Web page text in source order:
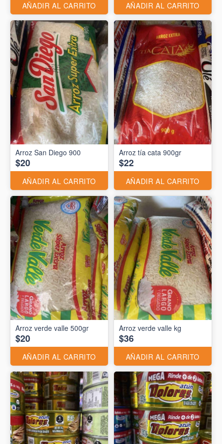
AÑADIR AL CARRITO AÑADIR AL CARRITO
Arroz San Diego 900
$20
AÑADIR AL CARRITO
Arroz tía cata 900gr
$22
AÑADIR AL CARRITO
Arroz verde valle 500gr
$20
AÑADIR AL CARRITO
Arroz verde valle kg
$36
AÑADIR AL CARRITO